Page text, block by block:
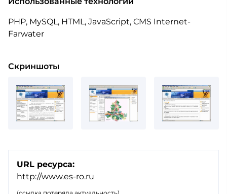
PHP, MySQL, HTML, JavaScript, CMS Internet-
Farwater
Скриншоты
URL ресурса:
http://www.es-ro.ru